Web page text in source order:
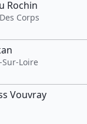
Rochin
Corps
Loire
Vouvray